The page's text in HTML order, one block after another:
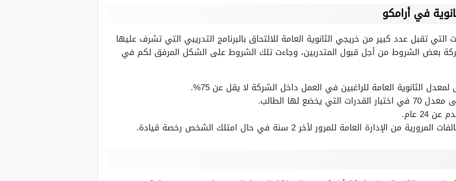
في أرامكو
تقبل عدد كبير من خريجي الثانوية العامة للالتحاق بالبرنامج التدريبي التي تشرف عليها
بعض الشروط من أجل قبول المتدربين، وجاءت تلك الشروط على الشكل المرفق لكم في
الثانوية العامة للراغبين في العمل داخل الشركة لا يقل عن 75%.
يخضع لها الطالب.
24 عام.
الإدارة العامة للمرور لأخر 2 سنة في حال امتلك الشخص رخصة قيادة.